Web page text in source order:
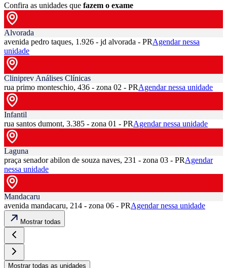
Confira as unidades que fazem o exame
Alvorada
avenida pedro taques, 1.926 - jd alvorada - PRAgendar nessa
unidade
Cliniprev Análises Clínicas
rua primo monteschio, 436 - zona 02 - PRAgendar nessa unidade
Infantil
rua santos dumont, 3.385 - zona 01 - PRAgendar nessa unidade
Laguna
praça senador abilon de souza naves, 231 - zona 03 - PRAgendar
nessa unidade
Mandacaru
avenida mandacaru, 214 - zona 06 - PRAgendar nessa unidade
Mostrar todas
Mostrar todas as unidades